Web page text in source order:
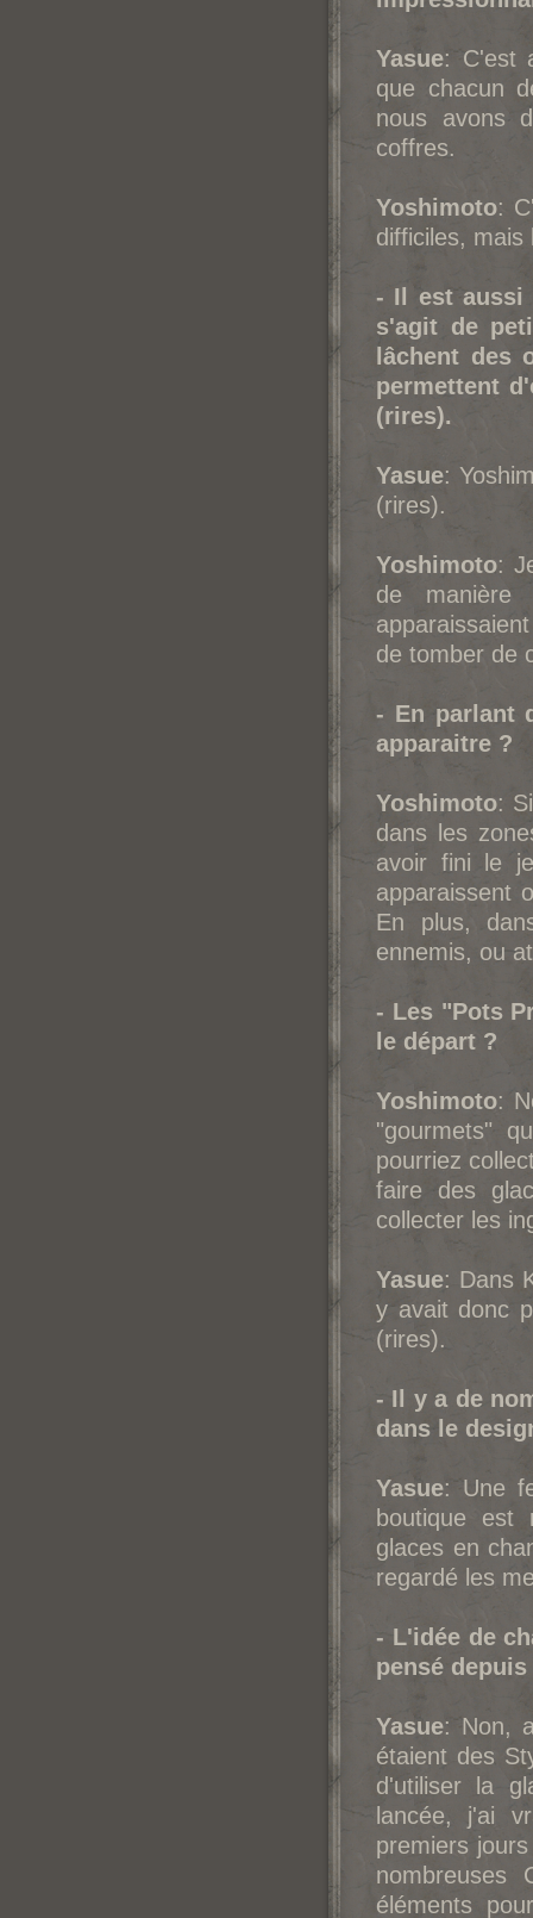
Yasue: C'est
que chacun
nous avons
coffres.
Yoshimoto:
difficiles,
- Il est aussi
s'agit de
lâchent des
permettent
(rires).
Yasue:
(rires).
Yoshimoto:
de
de tomber de
- En parlant
apparaitre ?
Yoshimoto:
dans les
avoir fini le
apparaissent
En plus,
ennemis, ou
- Les "Pots
le départ ?
Yoshimoto:
"gourmets"
pourriez
faire des
collecter les
Yasue: Dans
y avait donc
(rires).
- Il y a de
dans le
Yasue: Une
boutique est
glaces en
regardé les
- L'idée de
pensé
Yasue: Non,
étaient des
d'utiliser la
lancée, j'ai
premiers
nombreuses
éléments